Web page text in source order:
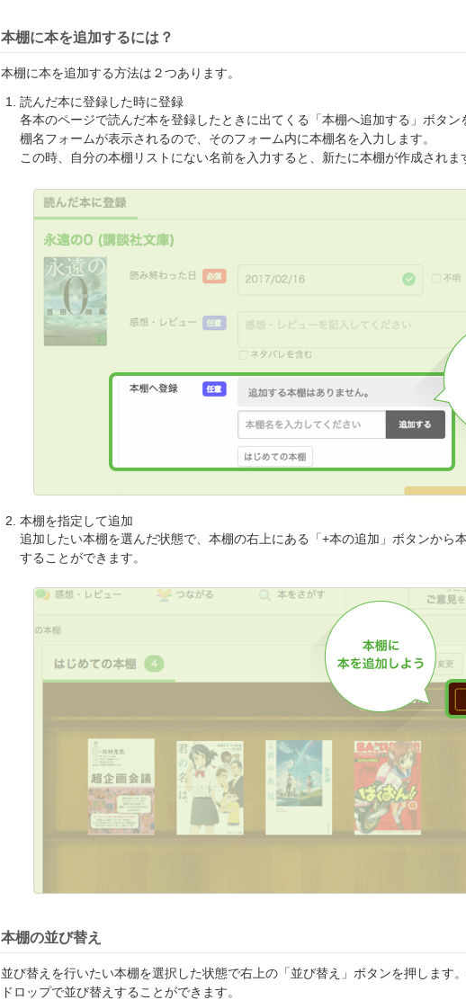
本棚に本を追加するには？
本棚に本を追加する方法は２つあります。
読んだ本に登録した時に登録
各本のページで読んだ本を登録したときに出てくる「本棚へ追加する」ボタン
棚名フォームが表示されるので、そのフォーム内に本棚名を入力します。
この時、自分の本棚リストにない名前を入力すると、新たに本棚が作成されま
本棚を指定して追加
追加したい本棚を選んだ状態で、本棚の右上にある「+本の追加」ボタンから
することができます。
本棚の並び替え
並び替えを行いたい本棚を選択した状態で右上の「並び替え」ボタンを押します
ドロップで並び替えすることができます。